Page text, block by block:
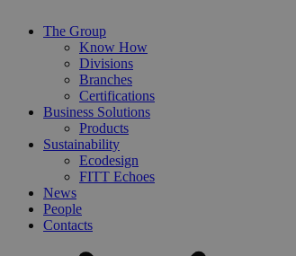
The Group
Know How
Divisions
Branches
Certifications
Business Solutions
Products
Sustainability
Ecodesign
FITT Echoes
News
People
Contacts